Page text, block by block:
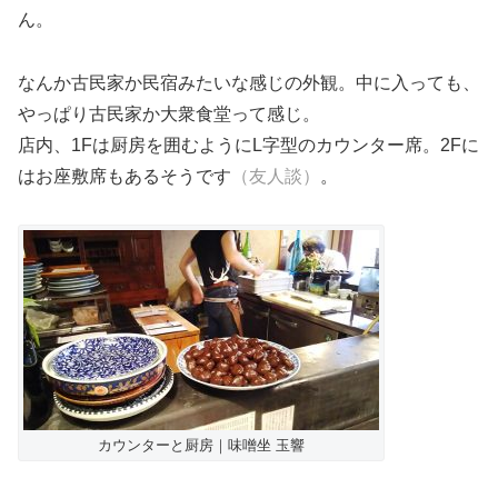
ん。
なんか古民家か民宿みたいな感じの外観。中に入っても、
やっぱり古民家か大衆食堂って感じ。
店内、1Fは厨房を囲むようにL字型のカウンター席。2Fに
はお座敷席もあるそうです （友人談） 。
カウンターと厨房｜味噌坐 玉響